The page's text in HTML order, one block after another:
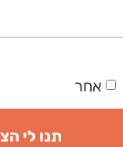
אחר
תנו לי